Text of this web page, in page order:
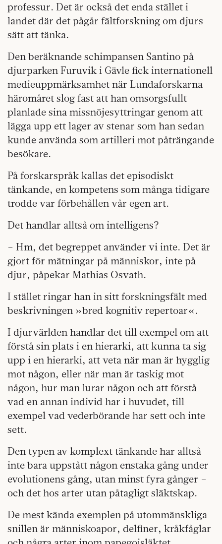
professur. Det är också det enda stället i
landet där det pågår fältforskning om djurs
sätt att tänka.
Den beräknande schimpansen Santino på
djurparken Furuvik i Gävle fick internationell
medieuppmärksamhet när Lundaforskarna
häromåret slog fast att han omsorgsfullt
planlade sina missnöjesyttringar genom att
lägga upp ett lager av stenar som han sedan
kunde använda som artilleri mot påträngande
besökare.
På forskarspråk kallas det episodiskt
tänkande, en kompetens som många tidigare
trodde var förbehållen vår egen art.
Det handlar alltså om intelligens?
– Hm, det begreppet använder vi inte. Det är
gjort för mätningar på människor, inte på
djur, påpekar Mathias Osvath.
I stället ringar han in sitt forskningsfält med
beskrivningen »bred kognitiv repertoar«.
I djurvärlden handlar det till exempel om att
förstå sin plats i en hierarki, att kunna ta sig
upp i en hierarki, att veta när man är hygglig
mot någon, eller när man är taskig mot
någon, hur man lurar någon och att förstå
vad en annan individ har i huvudet, till
exempel vad vederbörande har sett och inte
sett.
Den typen av komplext tänkande har alltså
inte bara uppstått någon enstaka gång under
evolutionens gång, utan minst fyra gånger –
och det hos arter utan påtagligt släktskap.
De mest kända exemplen på utommänskliga
snillen är människoapor, delfiner, kråkfåglar